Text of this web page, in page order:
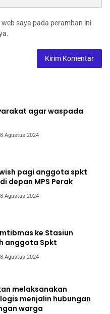
saya pada peramban ini
agar waspada
Agustus 2024
pagi anggota spkt
depan MPS Perak
Agustus 2024
ke Stasiun
anggota Spkt
Agustus 2024
melaksanakan
menjalin hubungan
warga